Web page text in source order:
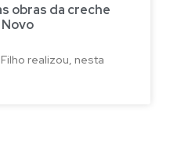
obras da creche
realizou, nesta